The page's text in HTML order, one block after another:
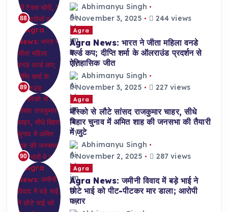
88
Abhimanyu Singh
November 3, 2025
244 views
89
Agra
Agra News: भारत ने जीता महिला वनडे
वर्ल्ड कप; दीप्ति शर्मा के ऑलराउंड प्रदर्शन से
ऐतिहासिक जीत
Abhimanyu Singh
November 3, 2025
227 views
90
Agra
मॉस्को से लौटे सांसद राजकुमार चाहर, सीधे
बिहार चुनाव में अमित शाह की जनसभा की तैयारी
में जुटे
Abhimanyu Singh
November 2, 2025
287 views
Agra
Agra News: जमीनी विवाद में बड़े भाई ने
छोटे भाई को पीट-पीटकर मार डाला; आरोपी
फरार